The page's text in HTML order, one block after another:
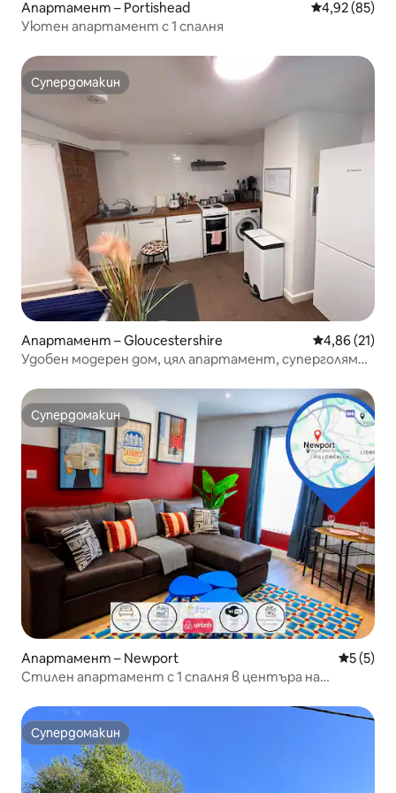
Апартамент – Portishead Средна
4,92 (85)
Уютен апартамент с 1 спалня
Супердомакин
Супердомакин
Апартамент – Gloucestershire Средна
4,86 (21)
Удобен модерен дом, цял апартамент, суперголямо
Супердомакин
Супердомакин
Апартамент – Newport Средна
5 (5)
Стилен апартамент с 1 спалня в центъра на
Супердомакин
Супердомакин